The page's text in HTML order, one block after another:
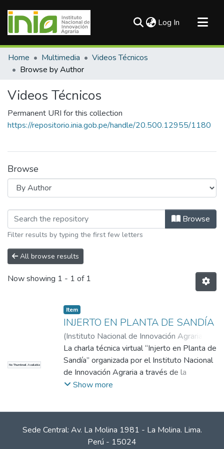
Log In (current)
Communities & Collections
All of DSpace
Home Multimedia
Videos Técnicos
Browse by Author
Videos Técnicos
Permanent URI for this collection
https://repositorio.inia.gob.pe/handle/20.500.12955/1180
Browse
Browsing Videos Técnicos by Browse
Filter results by typing the first few letters
All browse results
Now showing 1 - 1 of 1
No Thumbnail Available
Item
INJERTO EN PLANTA DE SANDÍA
(Instituto Nacional de Innovación Agraria
2020-11-12)Cosme Cerna, León
Reymundo;Guevara Rodríguez, José
La charla técnica virtual “Injerto en Planta de
Sandía” organizada por el Instituto Nacional
de Innovación Agraria a través de la
Estación Experimental Agraria Donoso tuvo
tecnologías que se han venido utilizando en
el tema de Injerto en Sandía. En esta charla
Show more
Sede Central: Av. La Molina 1981 - La Molina. Lima.
Perú - 15024